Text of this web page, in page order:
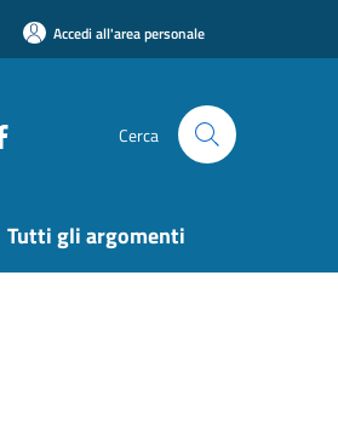
Accedi all'area personale
Cerca
Tutti gli argomenti